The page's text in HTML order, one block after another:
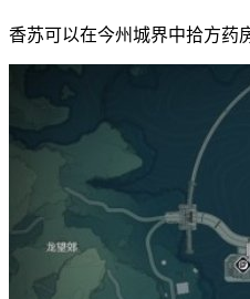
香苏可以在今州城界中拾方药